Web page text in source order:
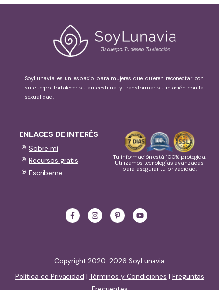
SoyLunavia es un espacio para mujeres que quieren reconectar con
su cuerpo, fortalecer su autoestima y transformar su relación con la
sexualidad.
ENLACES DE INTERÉS
Sobre mí
Recursos gratis
Escríbeme
Tu información está 100% protegida.
Utilizamos tecnologías avanzadas
para asegurar tu privacidad.
Copyright 2020-2026 SoyLunavia
Política de Privacidad | Términos y Condiciones | Preguntas